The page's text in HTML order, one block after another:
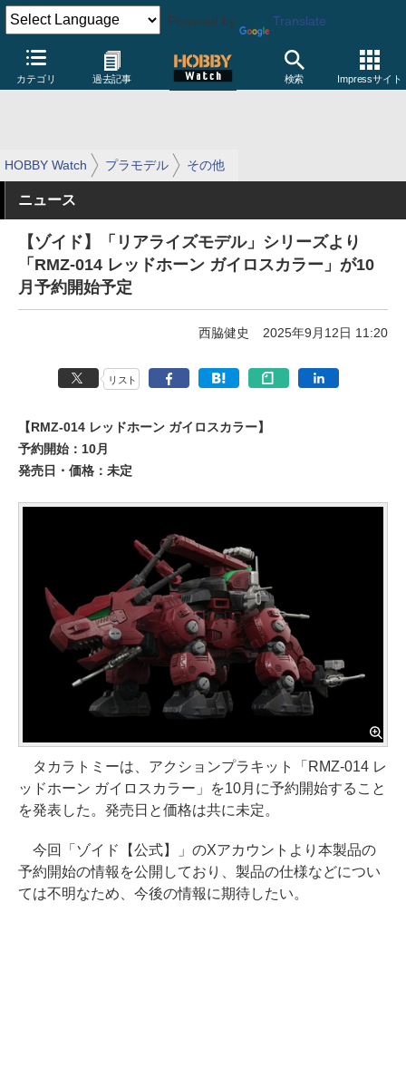
Powered by Translate
カテゴリ 過去記事 検索 Impressサイト
HOBBY Watch プラモデル その他
ニュース
【ゾイド】「リアライズモデル」シリーズより
「RMZ-014 レッドホーン ガイロスカラー」が10
月予約開始予定
西脇健史 2025年9月12日 11:20
リスト
【RMZ-014 レッドホーン ガイロスカラー】
予約開始：10月
発売日・価格：未定
タカラトミーは、アクションプラキット「RMZ-014 レ
ッドホーン ガイロスカラー」を10月に予約開始すること
を発表した。発売日と価格は共に未定。
今回「ゾイド【公式】」のXアカウントより本製品の
予約開始の情報を公開しており、製品の仕様などについ
ては不明なため、今後の情報に期待したい。